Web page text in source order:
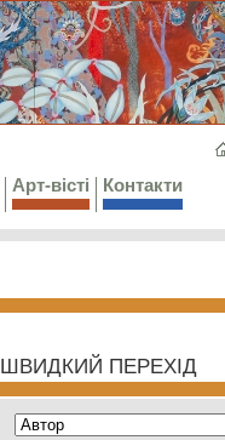
Арт-вісті Контакти
ШВИДКИЙ ПЕРЕХІД